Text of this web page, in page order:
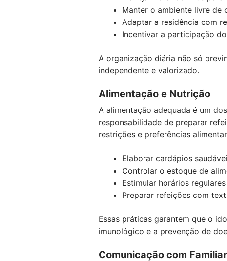
Manter o ambiente livre de
Adaptar a residência com
Incentivar a participação
A organização diária não só
independente e valorizado.
Alimentação e Nutrição
A alimentação adequada é um
responsabilidade de preparar
restrições e preferências
Elaborar cardápios
Controlar o estoque de
Estimular horários
Preparar refeições com
Essas práticas garantem que o
imunológico e a prevenção de
Comunicação com